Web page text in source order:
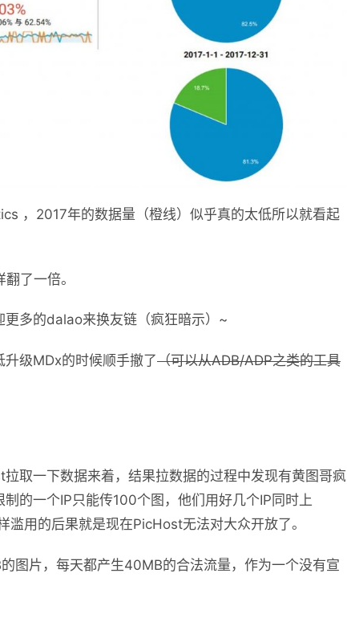
，2017年的数据量（橙线）似乎真的太低所以就看起
了一倍。
多的dalao来换友链（疯狂暗示）~
级MDx的时候顺手撤了（可以从ADB/ADP之类的工具
取一下数据来着，结果拉数据的过程中发现有黄图哥疯
的一个IP只能传100个图，他们用好几个IP同时上
用的后果就是现在PicHost无法对大众开放了。
图片，每天都产生40MB的合法流量，作为一个没有宣